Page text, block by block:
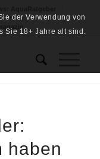
haben
der Verwendung von
Sie 18+ Jahre alt sind.